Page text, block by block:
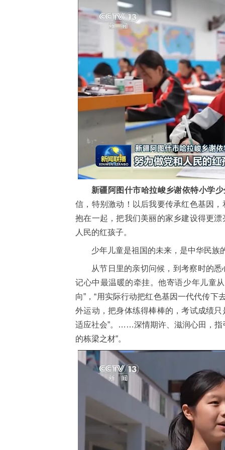
新疆阿图什市哈拉峻乡谢依特小学
信，特别激动！以后我要传承红色基因
抱在一起，把我们美丽的家乡建设得更
人民的红孩子。
少年儿童是祖国的未来，是中华民族
从节日里的亲切问候，到考察时的
记心中最温暖的牵挂。他寄语少年儿童
向”，“用实际行动把红色基因一代代传下
外运动，把身体练得棒棒的，考试成绩
适应社会”。……深情期许、滋润心田，指
的栋梁之材”。